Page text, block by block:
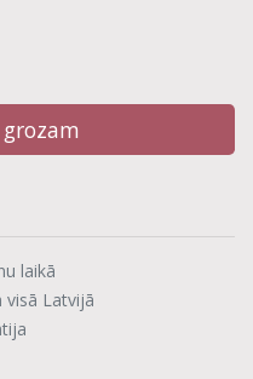
laikā
visā Latvijā